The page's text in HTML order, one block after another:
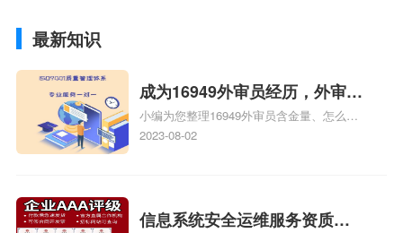
最新知识
成为16949外审员经历，外审员
16949
小编为您整理16949外审员含金量、怎么才
能成为注册的TS16949:2009的外审员、我
2023-08-02
信息系统安全运维服务资质二